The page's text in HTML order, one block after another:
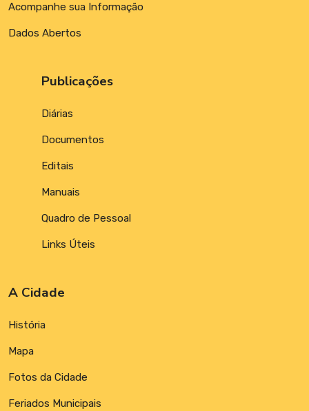
Acompanhe sua Informação
Dados Abertos
Publicações
Diárias
Documentos
Editais
Manuais
Quadro de Pessoal
Links Úteis
A Cidade
História
Mapa
Fotos da Cidade
Feriados Municipais